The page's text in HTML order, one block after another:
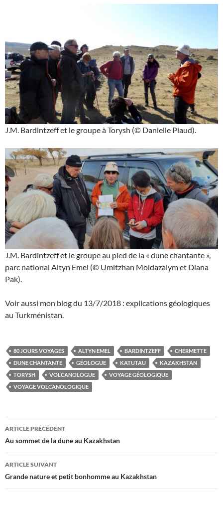
J.M. Bardintzeff et le groupe à Torysh (© Danielle Piaud).
J.M. Bardintzeff et le groupe au pied de la « dune chantante »,
parc national Altyn Emel (© Umitzhan Moldazaiym et Diana
Pak).
Voir aussi mon blog du 13/7/2018 : explications géologiques
au Turkménistan.
80 JOURS VOYAGES ALTYN EMEL BARDINTZEFF
CHERMETTE
DUNE CHANTANTE
GÉOLOGUE KATUTAU
KAZAKHSTAN
TORYSH
VOLCANOLOGUE
VOYAGE GÉOLOGIQUE
VOYAGE VOLCANOLOGIQUE
Navigation
des
articles
ARTICLE PRÉCÉDENT
Au sommet de la dune au Kazakhstan
ARTICLE SUIVANT
Grande nature et petit bonhomme au Kazakhstan